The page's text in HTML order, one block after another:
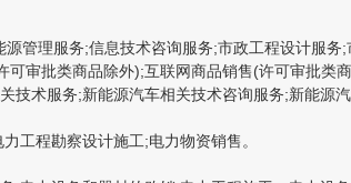
理服务;信息技术咨询服务;市政工程设计服务
审批类商品除外);互联网商品销售(许可审批类
术服务;新能源汽车相关技术咨询服务;新能源
程勘察设计施工;电力物资销售。